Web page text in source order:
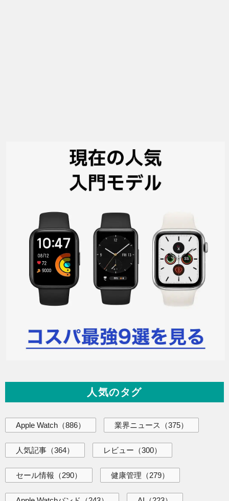
人気のタグ
Apple Watch （886） 業界ニュース （375）
人気記事 （364） レビュー （300）
セール情報 （290） 健康管理 （279）